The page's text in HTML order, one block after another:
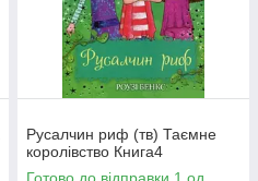
Русалчин риф (тв) Таємне
королівство Книга4
Готово до відправки 1 од.